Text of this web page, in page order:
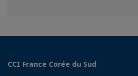
CCI France Corée du Sud